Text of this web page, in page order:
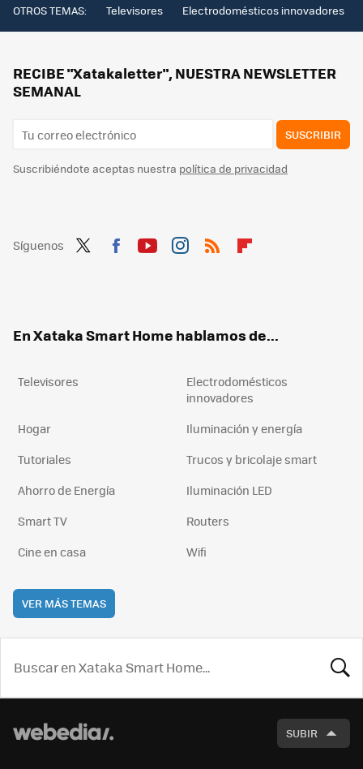
OTROS TEMAS: Televisores Electrodomésticos innovadores
RECIBE "Xatakaletter", NUESTRA NEWSLETTER
SEMANAL
SUSCRIBIR
Suscribiéndote aceptas nuestra política de privacidad
Síguenos
En Xataka Smart Home hablamos de...
Televisores
Electrodomésticos
innovadores
Hogar
Iluminación y energía
Tutoriales
Trucos y bricolaje smart
Ahorro de Energía
Iluminación LED
Smart TV
Routers
Cine en casa
Wifi
VER MÁS TEMAS
SUBIR